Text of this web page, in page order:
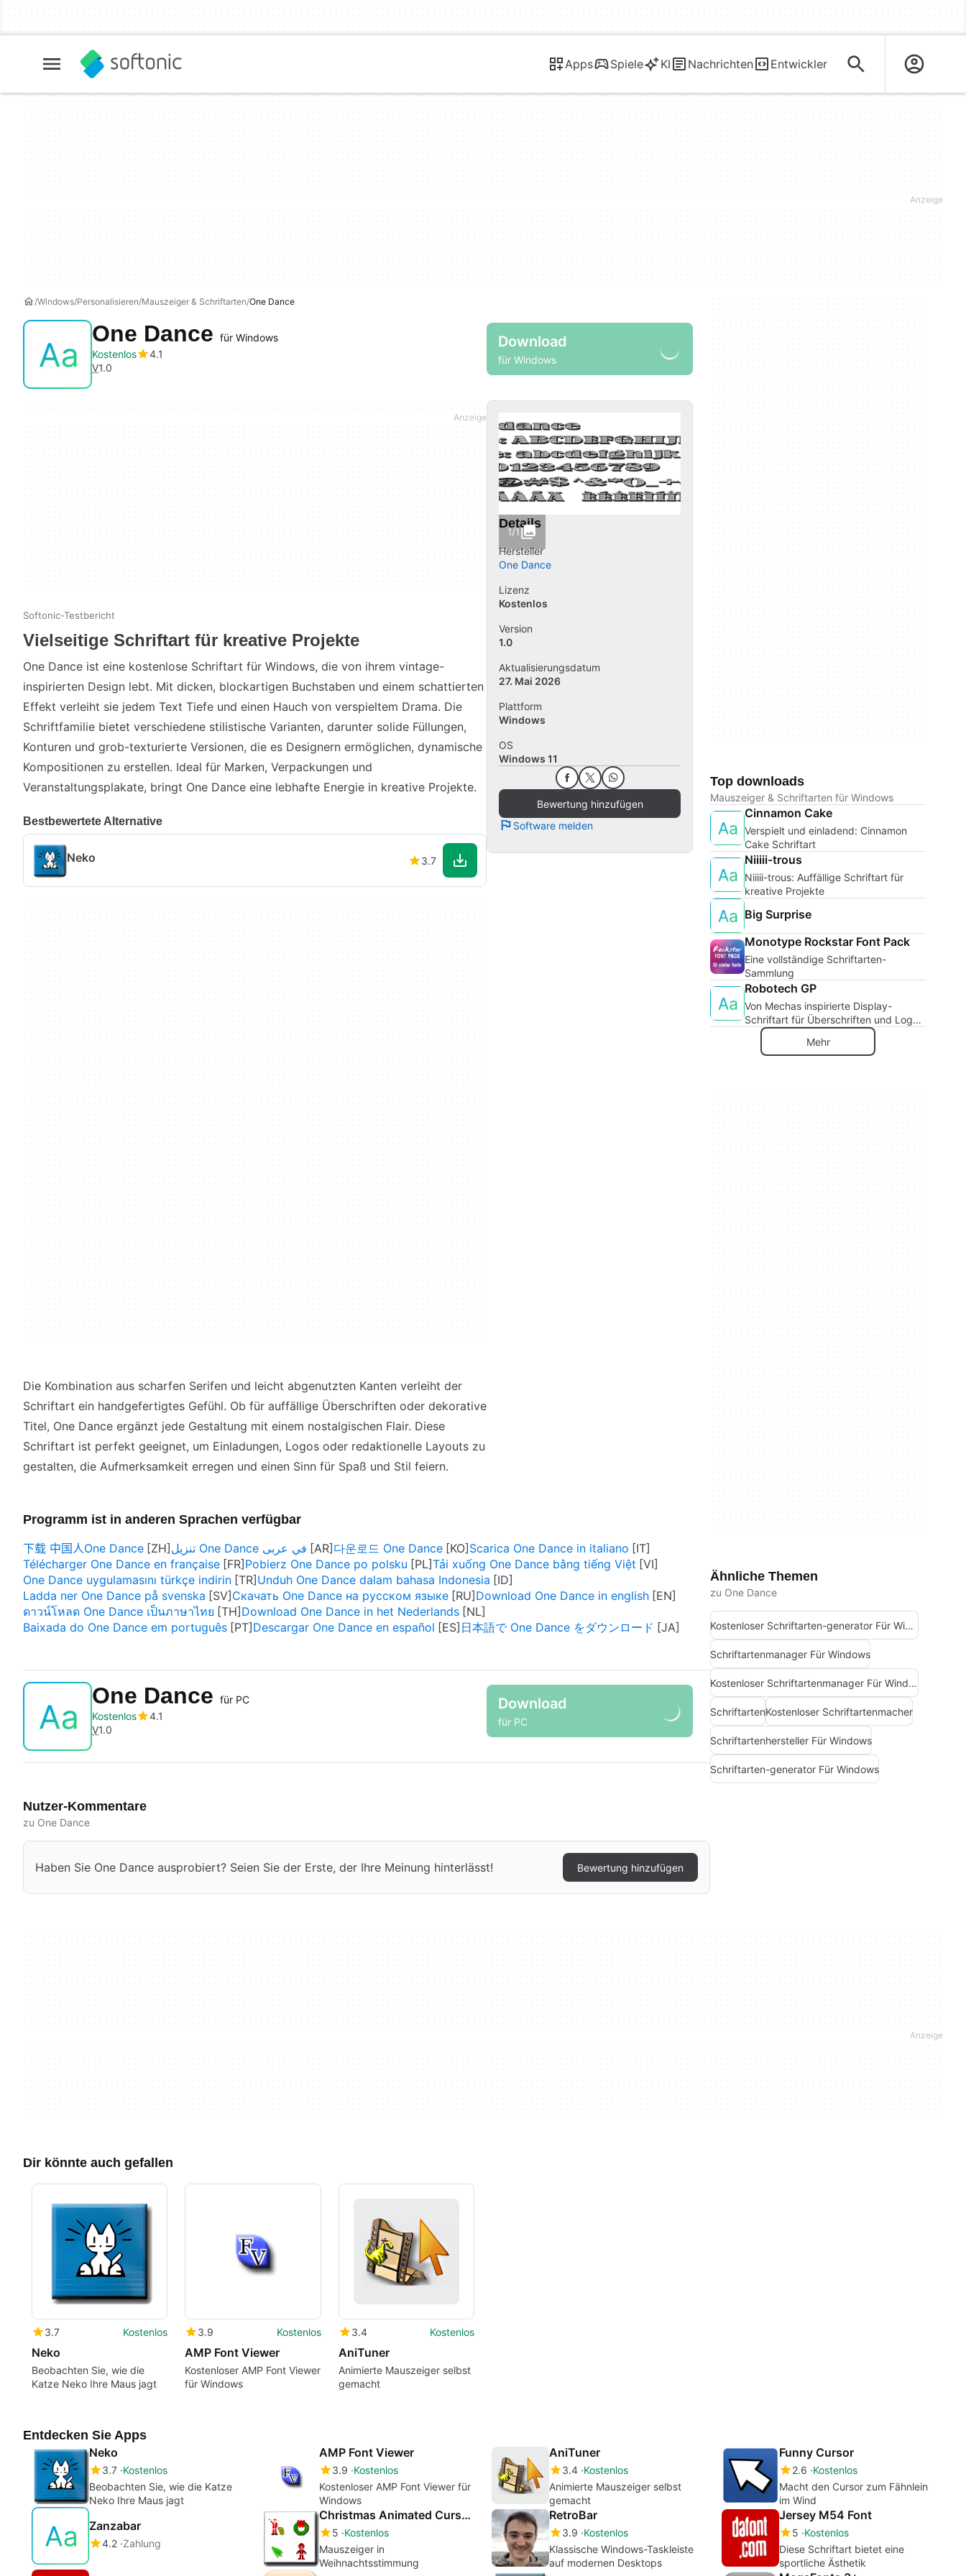
Apps Spiele KI Nachrichten Entwickler
Windows Personalisieren Mauszeiger & Schriftarten One Dance
One Dance für Windows
Kostenlos
4.1
V1.0
Download
für Windows
Softonic-Testbericht
Vielseitige Schriftart für kreative Projekte
One Dance ist eine kostenlose Schriftart für Windows, die von ihrem vintage-
inspirierten Design lebt. Mit dicken, blockartigen Buchstaben und einem schattierten
Effekt verleiht sie jedem Text Tiefe und einen Hauch von verspieltem Drama. Die
Schriftfamilie bietet verschiedene stilistische Varianten, darunter solide Füllungen,
Konturen und grob-texturierte Versionen, die es Designern ermöglichen, dynamische
Kompositionen zu erstellen. Ideal für Marken, Verpackungen und
Veranstaltungsplakate, bringt One Dance eine lebhafte Energie in kreative Projekte.
Bestbewertete Alternative
Neko 3.7
Die Kombination aus scharfen Serifen und leicht abgenutzten Kanten verleiht der
Schriftart ein handgefertigtes Gefühl. Ob für auffällige Überschriften oder dekorative
Titel, One Dance ergänzt jede Gestaltung mit einem nostalgischen Flair. Diese
Schriftart ist perfekt geeignet, um Einladungen, Logos oder redaktionelle Layouts zu
gestalten, die Aufmerksamkeit erregen und einen Sinn für Spaß und Stil feiern.
1/1
Details
Hersteller
One Dance
Lizenz
Kostenlos
Version
1.0
Aktualisierungsdatum
27. Mai 2026
Plattform
Windows
OS
Windows 11
Bewertung hinzufügen
Software melden
Programm ist in anderen Sprachen verfügbar
下载 中国人One Dance
تنزيل One Dance في عربى 다운로드 One Dance
Scarica One Dance in italiano
Télécharger One Dance en française
Pobierz One Dance po polsku
Tải xuống One Dance bằng tiếng Việt
One Dance uygulamasını türkçe indirin
Unduh One Dance dalam bahasa Indonesia
Ladda ner One Dance på svenska
Скачать One Dance на русском языке
Download One Dance in english
ดาวน์โหลด One Dance เป็นภาษาไทย
Download One Dance in het Nederlands
Baixada do One Dance em português
Descargar One Dance en español 日本語で One Dance をダウンロード
One Dance für PC
Kostenlos
4.1
V1.0
Download
für PC
Nutzer-Kommentare
zu One Dance
Haben Sie One Dance ausprobiert? Seien Sie der Erste, der Ihre Meinung hinterlässt! Bewertung hinzufügen
Top downloads
Mauszeiger & Schriftarten für Windows
Cinnamon Cake
Verspielt und einladend: Cinnamon
Cake Schriftart
Niiiii-trous
Niiiii-trous: Auffällige Schriftart für
kreative Projekte
Big Surprise
Monotype Rockstar Font Pack
Eine vollständige Schriftarten-
Sammlung
Robotech GP
Von Mechas inspirierte Display-
Schriftart für Überschriften und Logo-
Arbeiten
Mehr
Ähnliche Themen
zu One Dance
Kostenloser Schriftarten-generator Für Windows
Schriftartenmanager Für Windows
Kostenloser Schriftartenmanager Für Windows
SchriftartenKostenloser Schriftartenmacher
Schriftartenhersteller Für Windows
Schriftarten-generator Für Windows
Dir könnte auch gefallen
3.7 Kostenlos
Neko
Beobachten Sie, wie die
Katze Neko Ihre Maus jagt
3.9 Kostenlos
AMP Font Viewer
Kostenloser AMP Font Viewer
für Windows
3.4 Kostenlos
AniTuner
Animierte Mauszeiger selbst
gemacht
Entdecken Sie Apps
Neko
3.7 Kostenlos
Beobachten Sie, wie die Katze
Neko Ihre Maus jagt
AMP Font Viewer
3.9 Kostenlos
Kostenloser AMP Font Viewer für
Windows
AniTuner
3.4 Kostenlos
Animierte Mauszeiger selbst
gemacht
Funny Cursor
2.6 Kostenlos
Macht den Cursor zum Fähnlein
im Wind
Zanzabar
4.2 Zahlung
Christmas Animated Cursors
5 Kostenlos
Mauszeiger in
Weihnachtsstimmung
RetroBar
3.9 Kostenlos
Klassische Windows-Taskleiste
auf modernen Desktops
Jersey M54 Font
5 Kostenlos
Diese Schriftart bietet eine
sportliche Ästhetik